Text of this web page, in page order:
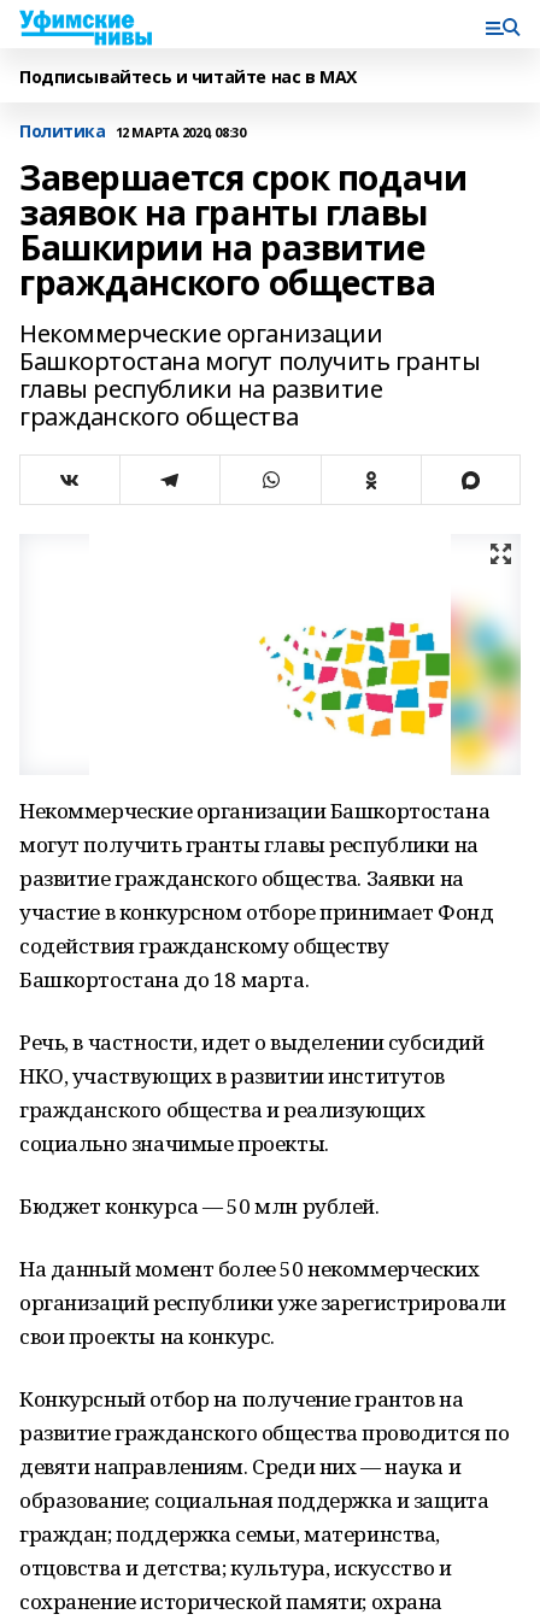
Подписывайтесь и читайте нас в MAX
Политика 12 МАРТА 2020, 08:30
Завершается срок подачи
заявок на гранты главы
Башкирии на развитие
гражданского общества
Некоммерческие организации
Башкортостана могут получить гранты
главы республики на развитие
гражданского общества
Некоммерческие организации Башкортостана
могут получить гранты главы республики на
развитие гражданского общества. Заявки на
участие в конкурсном отборе принимает Фонд
содействия гражданскому обществу
Башкортостана до 18 марта.
Речь, в частности, идет о выделении субсидий
НКО, участвующих в развитии институтов
гражданского общества и реализующих
социально значимые проекты.
Бюджет конкурса — 50 млн рублей.
На данный момент более 50 некоммерческих
организаций республики уже зарегистрировали
свои проекты на конкурс.
Конкурсный отбор на получение грантов на
развитие гражданского общества проводится по
девяти направлениям. Среди них — наука и
образование; социальная поддержка и защита
граждан; поддержка семьи, материнства,
отцовства и детства; культура, искусство и
сохранение исторической памяти; охрана